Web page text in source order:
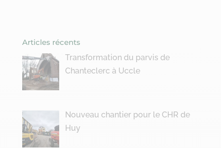
Articles récents
Transformation du parvis de
Chanteclerc à Uccle
Nouveau chantier pour le CHR de
Huy